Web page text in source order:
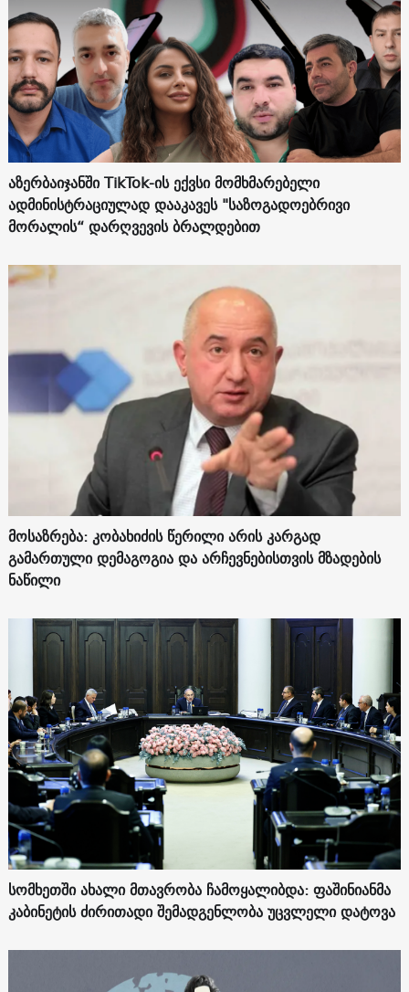
აზერბაიჯანში TikTok-ის ექვსი მომხმარებელი
ადმინისტრაციულად დააკავეს "საზოგადოებრივი
მორალის“ დარღვევის ბრალდებით
მოსაზრება: კობახიძის წერილი არის კარგად
გამართული დემაგოგია და არჩევნებისთვის მზადების
ნაწილი
სომხეთში ახალი მთავრობა ჩამოყალიბდა: ფაშინიანმა
კაბინეტის ძირითადი შემადგენლობა უცვლელი დატოვა